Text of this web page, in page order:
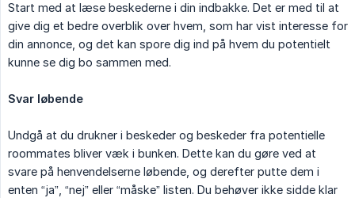
Start med at læse beskederne i din indbakke. Det er med til at
give dig et bedre overblik over hvem, som har vist interesse for
din annonce, og det kan spore dig ind på hvem du potentielt
kunne se dig bo sammen med.
Svar løbende
Undgå at du drukner i beskeder og beskeder fra potentielle
roommates bliver væk i bunken. Dette kan du gøre ved at
svare på henvendelserne løbende, og derefter putte dem i
enten “ja”, “nej” eller “måske” listen. Du behøver ikke sidde klar